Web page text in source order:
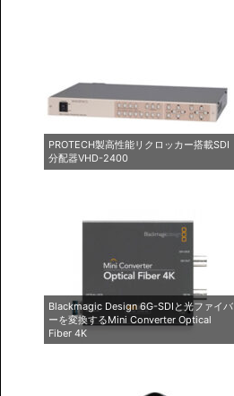
PROTECH製高性能リクロッカー搭載SDI
分配器VHD-2400
Blackmagic Design 6G-SDIと光ファイバ
ーを変換するMini Converter Optical
Fiber 4K